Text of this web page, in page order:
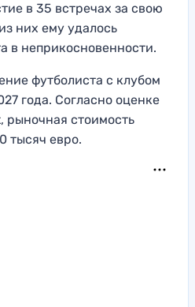
в 35 встречах за свою
них ему удалось
в неприкосновенности.
футболиста с клубом
года. Согласно оценке
рыночная стоимость
тысяч евро.